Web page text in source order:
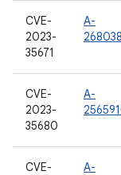
CVE-
2023-
35671
A-
CVE-
2023-
35680
A-
CVE-
A-